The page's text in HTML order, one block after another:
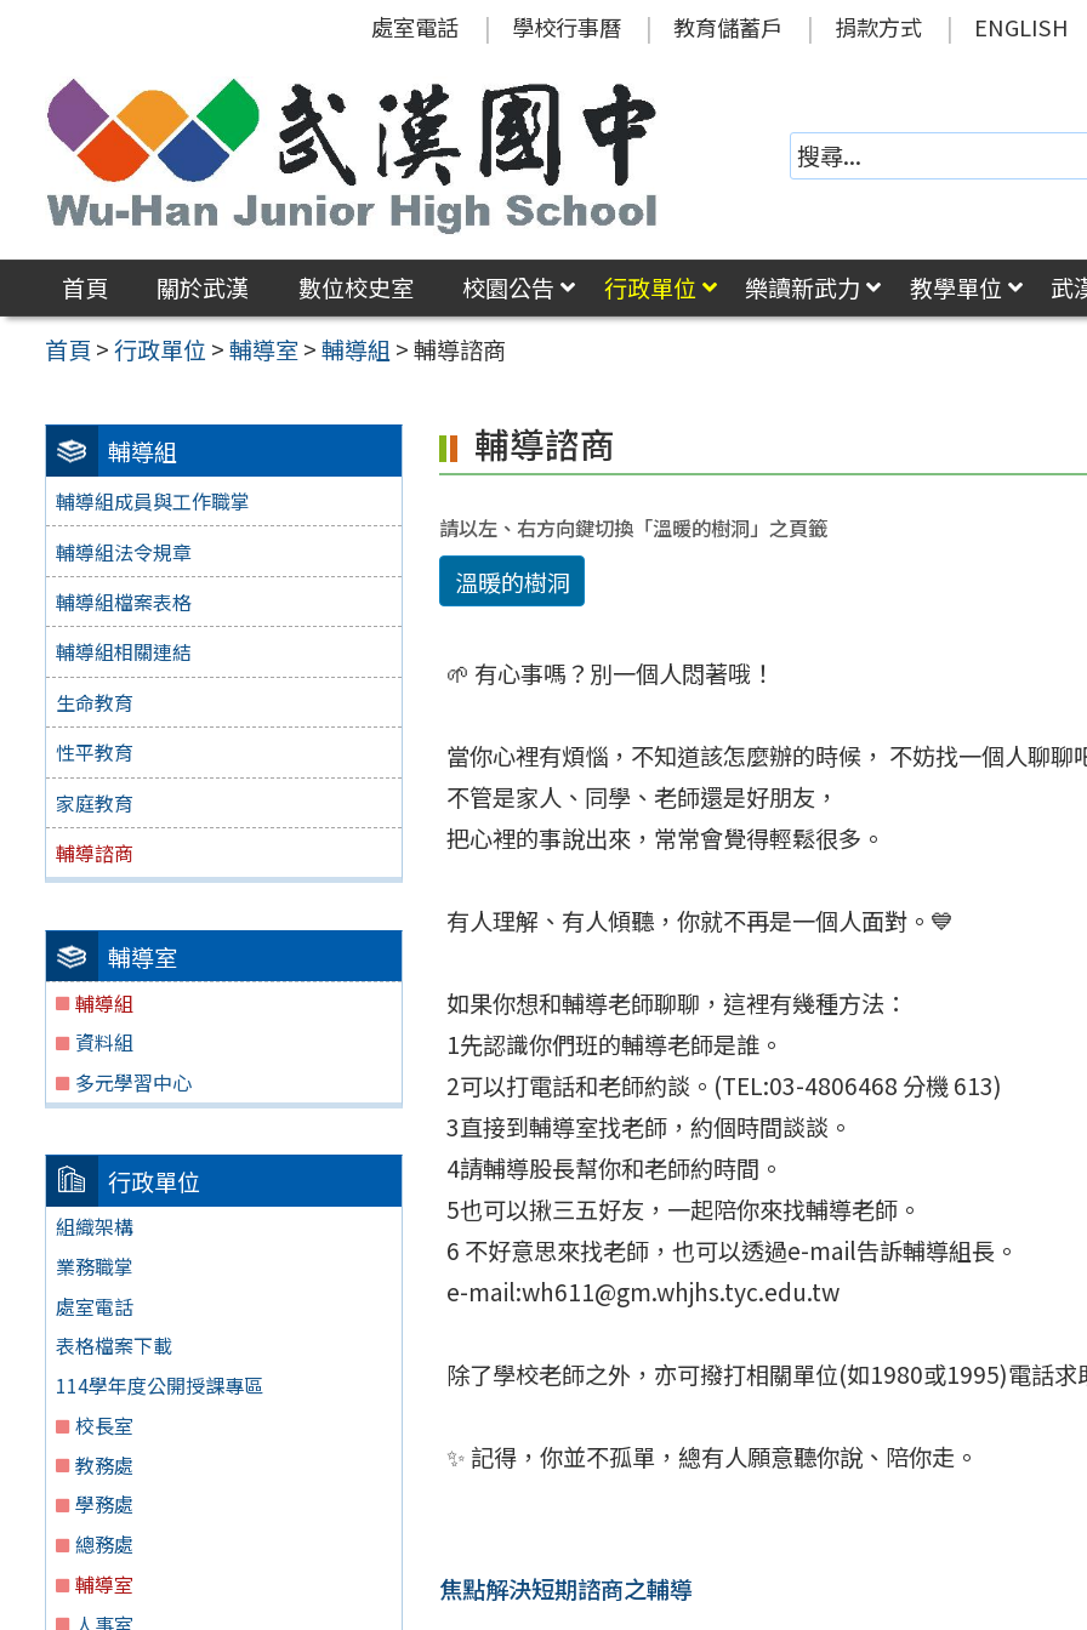
區
處室電話 學校行事曆 教育儲蓄戶 捐款方式 ENGLISH
首頁 關於武漢 數位校史室 校園公告 行政單位 樂讀新武力 教學單位
武
首頁 >行政單位 >輔導室>輔導組 >輔導諮商
輔導組
輔導組成員與工作職掌
輔導組法令規章
輔導組檔案表格
輔導組相關連結
生命教育
性平教育
家庭教育
輔導諮商
輔導室
輔導組
資料組
多元學習中心
行政單位
組織架構
業務職掌
處室電話
表格檔案下載
114學年度公開授課專區
校長室
教務處
學務處
總務處
輔導室
人事室
輔導諮商
請以左、右方向鍵切換「溫暖的樹洞」之頁籤
溫暖的樹洞
🌱 有心事嗎？別一個人悶著哦！
當你心裡有煩惱，不知道該怎麼辦的時候， 不妨找一個人聊聊
不管是家人、同學、老師還是好朋友，
把心裡的事說出來，常常會覺得輕鬆很多。
有人理解、有人傾聽，你就不再是一個人面對。💙
如果你想和輔導老師聊聊，這裡有幾種方法：
1️先認識你們班的輔導老師是誰。
2️可以打電話和老師約談。(TEL:03-4806468 分機 613)
3️直接到輔導室找老師，約個時間談談。
4️請輔導股長幫你和老師約時間。
5️也可以揪三五好友，一起陪你來找輔導老師。
6 不好意思來找老師，也可以透過e-mail告訴輔導組長。
e-mail:wh611@gm.whjhs.tyc.edu.tw
除了學校老師之外，亦可撥打相關單位(如1980或1995)電話求
✨ 記得，你並不孤單，總有人願意聽你說、陪你走。
焦點解決短期諮商之輔導